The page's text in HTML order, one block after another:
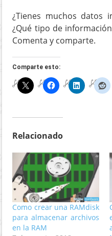
¿Tienes muchos datos
¿Qué tipo de
Comenta y comparte.
Comparte esto:
Relacionado
Como crear una RAMdisk
para almacenar archivos
en la RAM